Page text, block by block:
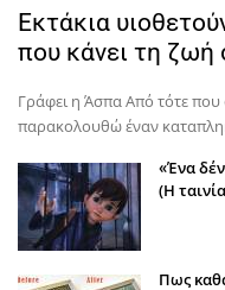
Εκτάκια
που κάνει τη ζωή
Γράφει η Άσπα Από τότε
παρακολουθώ έναν
«Ένα
(Η
Πως